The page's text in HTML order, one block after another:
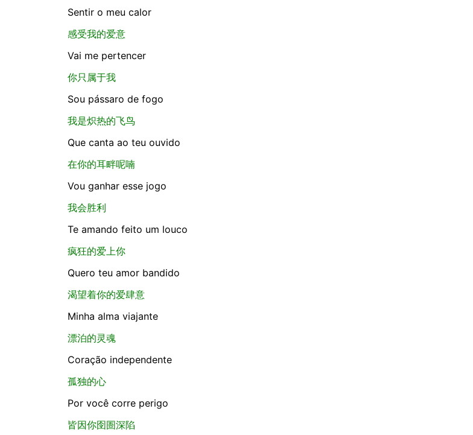
Sentir o meu calor
感受我的爱意
Vai me pertencer
你只属于我
Sou pássaro de fogo
我是炽热的飞鸟
Que canta ao teu ouvido
在你的耳畔呢喃
Vou ganhar esse jogo
我会胜利
Te amando feito um louco
疯狂的爱上你
Quero teu amor bandido
渴望着你的爱肆意
Minha alma viajante
漂泊的灵魂
Coração independente
孤独的心
Por você corre perigo
皆因你囹圄深陷